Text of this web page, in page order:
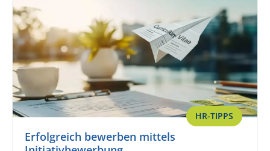
HR-TIPPS
Erfolgreich bewerben mittels